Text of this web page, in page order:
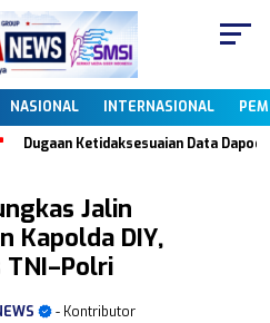
NASIONAL INTERNASIONAL
Ketidaksesuaian Data Dapodik,
Jalin
Kapolda DIY,
- Kontributor